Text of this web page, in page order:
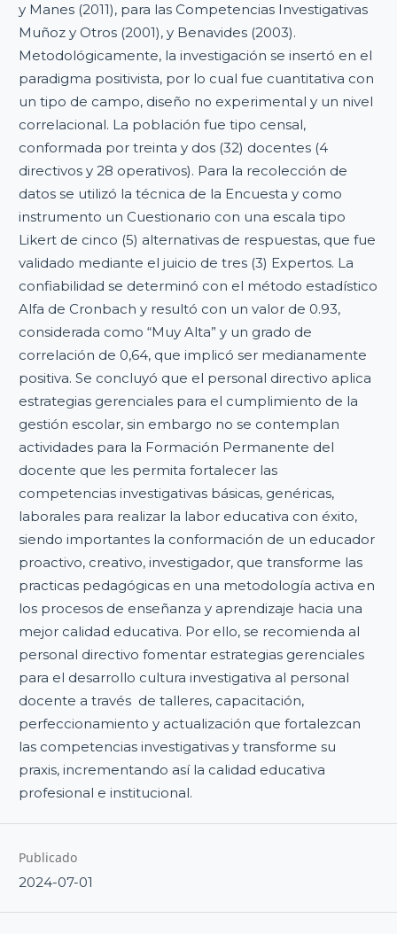
y Manes (2011), para las Competencias Investigativas
Muñoz y Otros (2001), y Benavides (2003).
Metodológicamente, la investigación se insertó en el
paradigma positivista, por lo cual fue cuantitativa con
un tipo de campo, diseño no experimental y un nivel
correlacional. La población fue tipo censal,
conformada por treinta y dos (32) docentes (4
directivos y 28 operativos). Para la recolección de
datos se utilizó la técnica de la Encuesta y como
instrumento un Cuestionario con una escala tipo
Likert de cinco (5) alternativas de respuestas, que fue
validado mediante el juicio de tres (3) Expertos. La
confiabilidad se determinó con el método estadístico
Alfa de Cronbach y resultó con un valor de 0.93,
considerada como “Muy Alta” y un grado de
correlación de 0,64, que implicó ser medianamente
positiva. Se concluyó que el personal directivo aplica
estrategias gerenciales para el cumplimiento de la
gestión escolar, sin embargo no se contemplan
actividades para la Formación Permanente del
docente que les permita fortalecer las
competencias investigativas básicas, genéricas,
laborales para realizar la labor educativa con éxito,
siendo importantes la conformación de un educador
proactivo, creativo, investigador, que transforme las
practicas pedagógicas en una metodología activa en
los procesos de enseñanza y aprendizaje hacia una
mejor calidad educativa. Por ello, se recomienda al
personal directivo fomentar estrategias gerenciales
para el desarrollo cultura investigativa al personal
docente a través de talleres, capacitación,
perfeccionamiento y actualización que fortalezcan
las competencias investigativas y transforme su
praxis, incrementando así la calidad educativa
profesional e institucional.
Publicado
2024-07-01